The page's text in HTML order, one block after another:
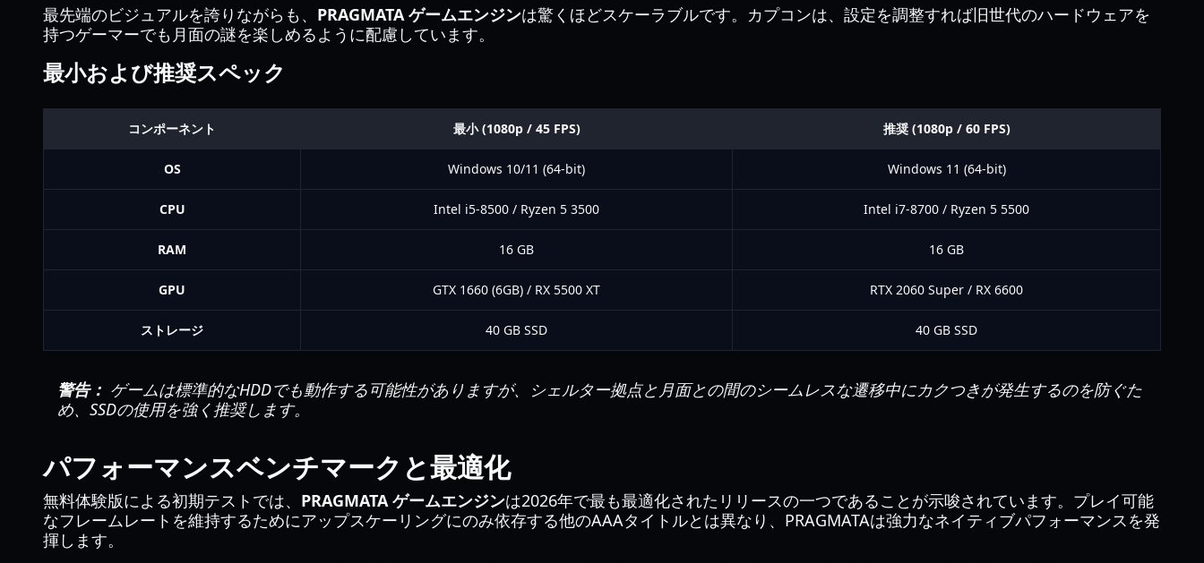
最先端のビジュアルを誇りながらも、 PRAGMATA ゲームエンジンは驚くほどスケーラブルです。カプコンは、設定を調整すれば旧世代のハードウェアを
持つゲーマーでも月面の謎を楽しめるように配慮しています。
最小および推奨スペック
コンポーネント 最小 (1080p / 45 FPS) 推奨 (1080p / 60 FPS)
OS Windows 10/11 (64-bit) Windows 11 (64-bit)
CPU Intel i5-8500 / Ryzen 5 3500 Intel i7-8700 / Ryzen 5 5500
RAM 16 GB 16 GB
GPU GTX 1660 (6GB) / RX 5500 XT RTX 2060 Super / RX 6600
ストレージ 40 GB SSD 40 GB SSD
警告： ゲームは標準的なHDDでも動作する可能性がありますが、シェルター拠点と月面との間のシームレスな遷移中にカクつきが発生するのを防ぐた
め、SSDの使用を強く推奨します。
パフォーマンスベンチマークと最適化
無料体験版による初期テストでは、 PRAGMATA ゲームエンジンは2026年で最も最適化されたリリースの一つであることが示唆されています。プレイ可能
なフレームレートを維持するためにアップスケーリングにのみ依存する他のAAAタイトルとは異なり、PRAGMATAは強力なネイティブパフォーマンスを発
揮します。